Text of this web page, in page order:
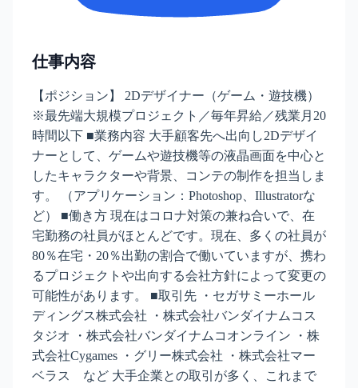
仕事内容
【ポジション】 2Dデザイナー（ゲーム・遊技機）
※最先端大規模プロジェクト／毎年昇給／残業月20
時間以下 ■業務内容 大手顧客先へ出向し2Dデザイ
ナーとして、ゲームや遊技機等の液晶画面を中心と
したキャラクターや背景、コンテの制作を担当しま
す。 （アプリケーション：Photoshop、Illustratorな
ど） ■働き方 現在はコロナ対策の兼ね合いで、在
宅勤務の社員がほとんどです。現在、多くの社員が
80％在宅・20％出勤の割合で働いていますが、携わ
るプロジェクトや出向する会社方針によって変更の
可能性があります。 ■取引先 ・セガサミーホール
ディングス株式会社 ・株式会社バンダイナムコス
タジオ ・株式会社バンダイナムコオンライン ・株
式会社Cygames ・グリー株式会社 ・株式会社マー
ベラス など 大手企業との取引が多く、これまで